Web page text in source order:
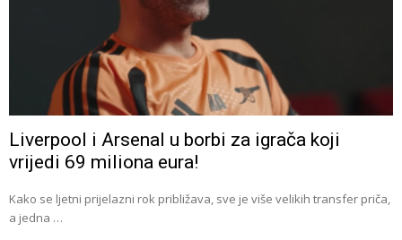
Liverpool i Arsenal u borbi za igrača koji
vrijedi 69 miliona eura!
Kako se ljetni prijelazni rok približava, sve je više velikih transfer priča,
a jedna …